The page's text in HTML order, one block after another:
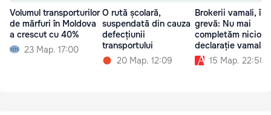
Volumul transporturilor
de mărfuri în Moldova
a crescut cu 40%
23 Мар. 17:00
O rută școlară,
suspendată din cauza
defecțiunii
transportului
20 Мар. 12:09
Brokerii vamali, în
grevă: Nu mai
completăm nicio
declarație vamală
15 Мар. 22:50